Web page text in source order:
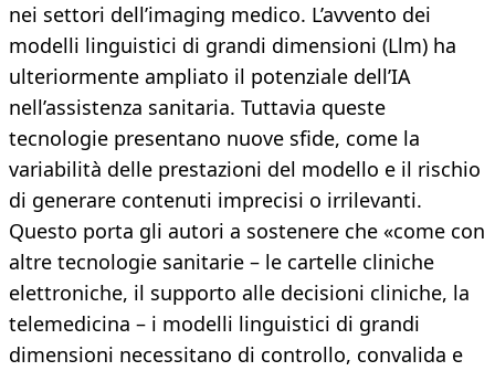
nei settori dell’imaging medico. L’avvento dei
modelli linguistici di grandi dimensioni (Llm) ha
ulteriormente ampliato il potenziale dell’IA
nell’assistenza sanitaria. Tuttavia queste
tecnologie presentano nuove sfide, come la
variabilità delle prestazioni del modello e il rischio
di generare contenuti imprecisi o irrilevanti.
Questo porta gli autori a sostenere che «come con
altre tecnologie sanitarie – le cartelle cliniche
elettroniche, il supporto alle decisioni cliniche, la
telemedicina – i modelli linguistici di grandi
dimensioni necessitano di controllo, convalida e